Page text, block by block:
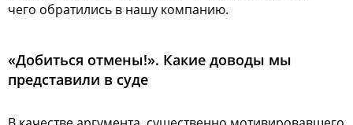
чего обратились в нашу компанию.
«Добиться отмены!». Какие доводы мы
представили в суде